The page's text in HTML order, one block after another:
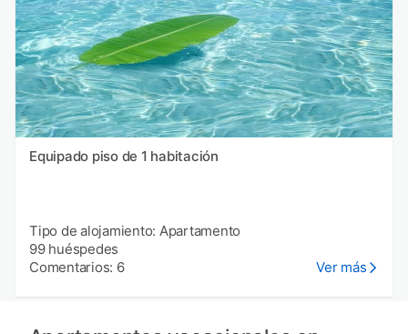
Equipado piso de 1 habitación
Tipo de alojamiento: Apartamento
99 huéspedes
Comentarios: 6
Ver más